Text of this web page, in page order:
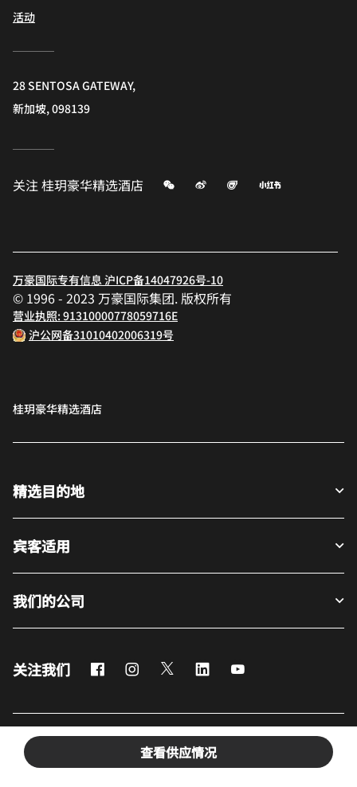
查看供应情况
活动
28 SENTOSA GATEWAY,
新加坡, 098139
关注 桂玥豪华精选酒店 微信 微博 飞猪 小红书
万豪国际专有信息 沪ICP备14047926号-10
© 1996 - 2023 万豪国际集团. 版权所有
营业执照: 91310000778059716E
沪公网备31010402006319号
桂玥豪华精选酒店
精选目的地
宾客适用
我们的公司
关注我们 FacebookInstagram
Twitter LinkedIn
© 1996 – 2025 万豪国际有限公司版权所有。万豪国际专有信息
英语